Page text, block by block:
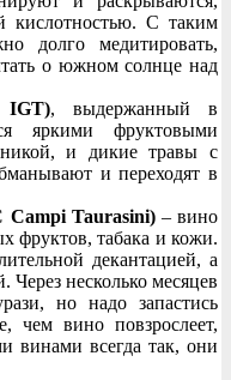
кислотностью. С таким
долго медитировать,
о южном солнце над
IGT), выдержанный в
яркими фруктовыми
и дикие травы с
и переходят в
Campi Taurasini)– вино
фруктов, табака и кожи.
декантацией, а
несколько месяцев
но надо запастись
чем вино повзрослеет,
винами всегда так, они